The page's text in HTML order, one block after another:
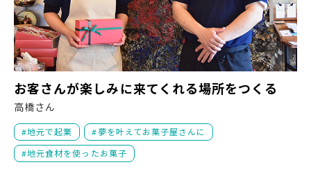
お客さんが楽しみに来てくれる場所をつくる
高橋さん
地元で起業 夢を叶えてお菓子屋さんに
地元食材を使ったお菓子